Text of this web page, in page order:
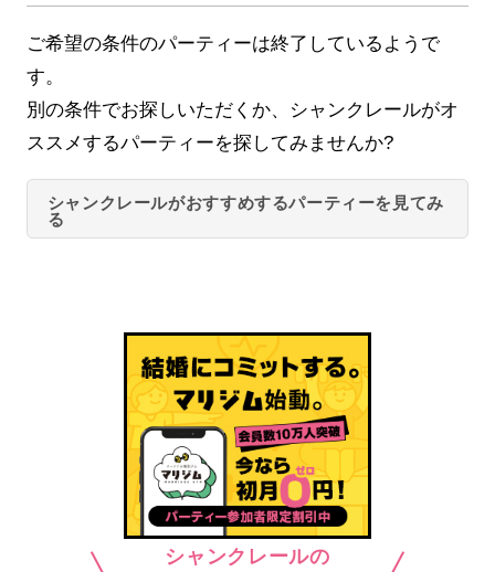
ご希望の条件のパーティーは終了しているようで
す。
別の条件でお探しいただくか、シャンクレールがオ
ススメするパーティーを探してみませんか?
シャンクレールがおすすめするパーティーを見てみ
る
シャンクレールの